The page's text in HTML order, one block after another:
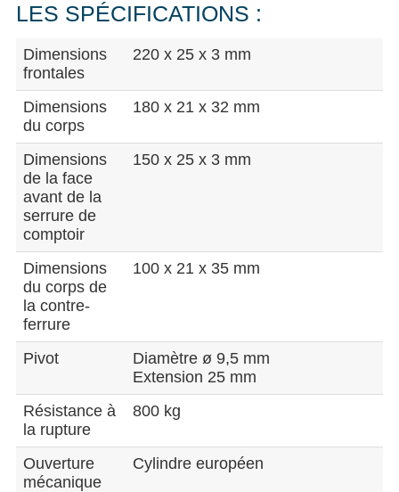
LES SPÉCIFICATIONS :
Dimensions
frontales
220 x 25 x 3 mm
Dimensions
du corps
180 x 21 x 32 mm
Dimensions
de la face
avant de la
serrure de
comptoir
150 x 25 x 3 mm
Dimensions
du corps de
la contre-
ferrure
100 x 21 x 35 mm
Pivot
Diamètre ø 9,5 mm
Extension 25 mm
Résistance à
la rupture
800 kg
Ouverture
mécanique
Cylindre européen